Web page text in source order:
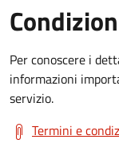
Per conoscere i
informazioni
servizio.
Termini e